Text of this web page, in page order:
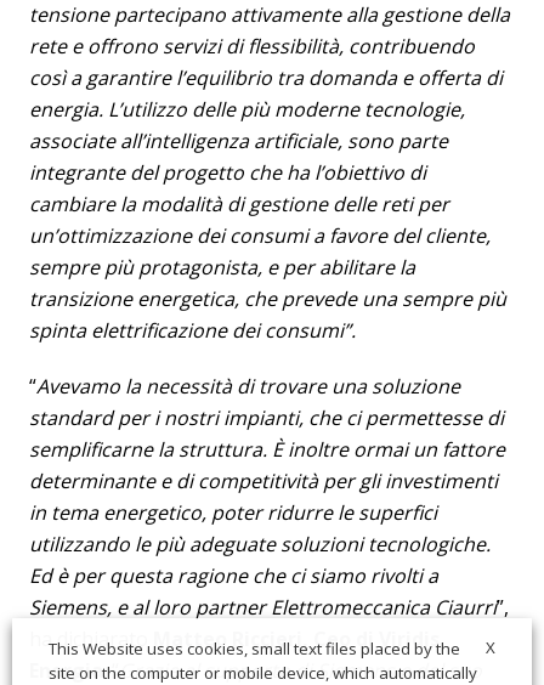
tensione partecipano attivamente alla gestione della
rete e offrono servizi di flessibilità, contribuendo
così a garantire l’equilibrio tra domanda e offerta di
energia. L’utilizzo delle più moderne tecnologie,
associate all’intelligenza artificiale, sono parte
integrante del progetto che ha l’obiettivo di
cambiare la modalità di gestione delle reti per
un’ottimizzazione dei consumi a favore del cliente,
sempre più protagonista, e per abilitare la
transizione energetica, che prevede una sempre più
spinta elettrificazione dei consumi”.
“Avevamo la necessità di trovare una soluzione
standard per i nostri impianti, che ci permettesse di
semplificarne la struttura. È inoltre ormai un fattore
determinante e di competitività per gli investimenti
in tema energetico, poter ridurre le superfici
utilizzando le più adeguate soluzioni tecnologiche.
Ed è per questa ragione che ci siamo rivolti a
Siemens, e al loro partner Elettromeccanica Ciaurri”,
ha dichiarato
Matteo Riccieri, Ceo di Viridis
Energia. “Grazie al supporto di Siemens e del suo
X
This Website uses cookies, small text files placed by the
site on the computer or mobile device, which automatically